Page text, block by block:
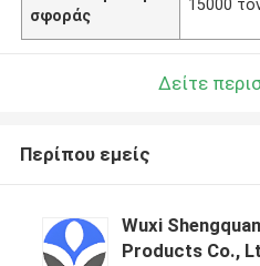
σφοράς
15000
Δείτε
Περίπου εμείς
Wuxi
Products Co.,